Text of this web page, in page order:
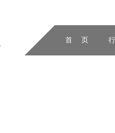
首 页